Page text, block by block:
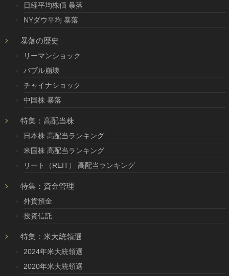
日経平均株価 暴落
NYダウ平均 暴落
暴落の歴史
リーマンショック
バブル崩壊
チャイナショック
中国株 暴落
特集：高配当株
日本株 高配当ランキング
米国株 高配当ランキング
リート（REIT） 高配当ランキング
特集：資金管理
外貨預金
投資信託
特集：米大統領選
2024年米大統領選
2020年米大統領選